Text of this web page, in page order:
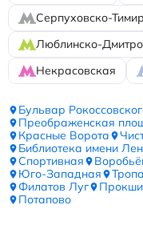
Серпуховско-
Люблинско-
Некрасовская
Бульвар
Преображенская
Красные Ворота
Библиотека имени
Спортивная
Юго-Западная
Филатов Луг
Потапово